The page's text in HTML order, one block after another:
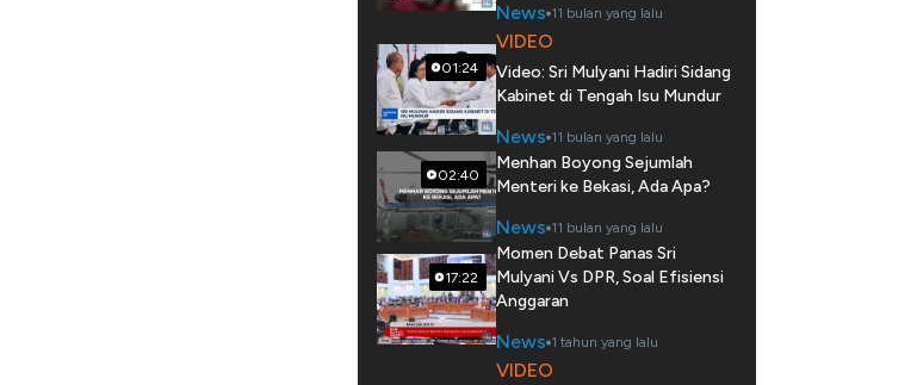
News 11 bulan yang lalu
01:24
VIDEO
Video: Sri Mulyani Hadiri Sidang
Kabinet di Tengah Isu Mundur
News 11 bulan yang lalu
02:40
Menhan Boyong Sejumlah
Menteri ke Bekasi, Ada Apa?
News 11 bulan yang lalu
17:22
Momen Debat Panas Sri
Mulyani Vs DPR, Soal Efisiensi
Anggaran
News 1 tahun yang lalu
VIDEO